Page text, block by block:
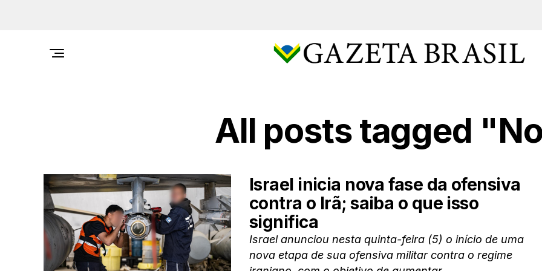
All posts tagged
Israel inicia nova fase da ofensiva
contra o Irã; saiba o que isso
significa
Israel anunciou nesta quinta-feira (5) o início de uma
nova etapa de sua ofensiva militar contra o regime